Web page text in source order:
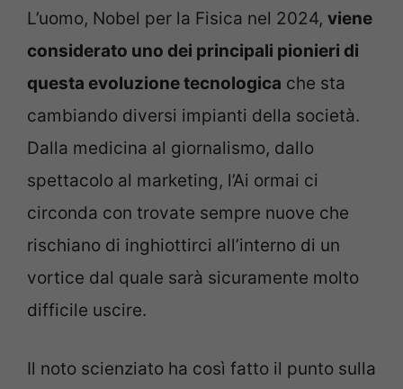
L’uomo, Nobel per la Fisica nel 2024, viene
considerato uno dei principali pionieri di
questa evoluzione tecnologica che sta
cambiando diversi impianti della società.
Dalla medicina al giornalismo, dallo
spettacolo al marketing, l’Ai ormai ci
circonda con trovate sempre nuove che
rischiano di inghiottirci all’interno di un
vortice dal quale sarà sicuramente molto
difficile uscire.
Il noto scienziato ha così fatto il punto sulla